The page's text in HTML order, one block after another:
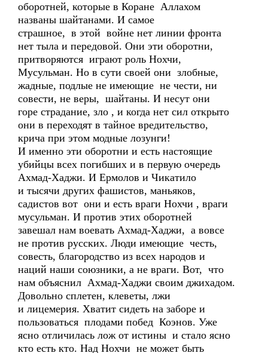
оборотней, которые в Коране Аллахом
названы шайтанами. И самое
страшное, в этой войне нет линии фронта
нет тыла и передовой. Они эти оборотни,
притворяются играют роль Нохчи,
Мусульман. Но в сути своей они злобные,
жадные, подлые не имеющие не чести, ни
совести, не веры, шайтаны. И несут они
горе страдание, зло , и когда нет сил открыто
они в переходят в тайное вредительство,
крича при этом модные лозунги!
И именно эти оборотни и есть настоящие
убийцы всех погибших и в первую очередь
Ахмад-Хаджи. И Ермолов и Чикатило
и тысячи других фашистов, маньяков,
садистов вот они и есть враги Нохчи , враги
мусульман. И против этих оборотней
завешал нам воевать Ахмад-Хаджи, а вовсе
не против русских. Люди имеющие честь,
совесть, благородство из всех народов и
наций наши союзники, а не враги. Вот, что
нам объяснил Ахмад-Хаджи своим джихадом.
Довольно сплетен, клеветы, лжи
и лицемерия. Хватит сидеть на заборе и
пользоваться плодами побед Коэнов. Уже
ясно отличилась лож от истины и стало ясно
кто есть кто. Над Нохчи не может быть